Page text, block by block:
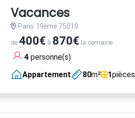
Vacances
Paris 19ème 75019
de400€à 870€la semaine
4personne(s)
Appartement
80m² 1pièces